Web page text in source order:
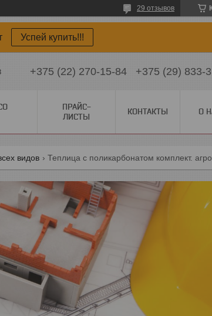
29 отзывов
Успей купить!!!
+375 (22) 270-15-84 +375 (29) 833-
ПРАЙС-
ЛИСТЫ
КОНТАКТЫ О
видов